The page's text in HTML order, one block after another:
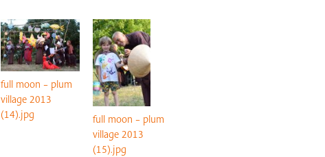
full moon – plum
village 2013
(14).jpg
full moon – plum
village 2013
(15).jpg